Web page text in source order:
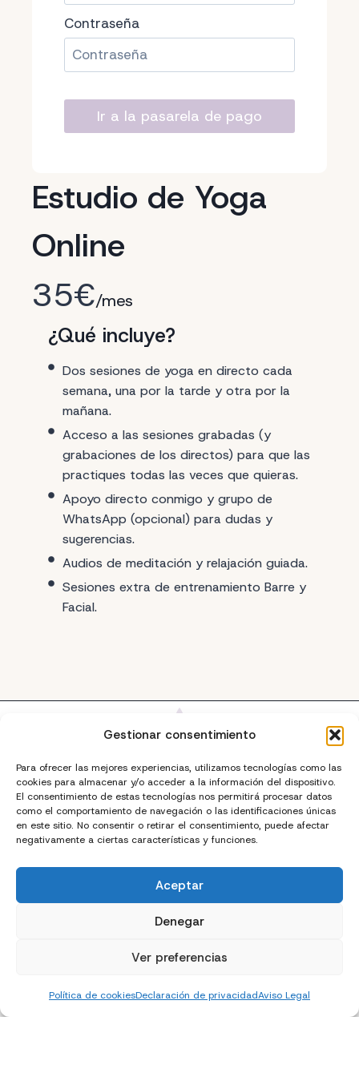
Gestionar consentimiento
Para ofrecer las mejores experiencias, utilizamos tecnologías como las
cookies para almacenar y/o acceder a la información del dispositivo.
El consentimiento de estas tecnologías nos permitirá procesar datos
como el comportamiento de navegación o las identificaciones únicas
en este sitio. No consentir o retirar el consentimiento, puede afectar
negativamente a ciertas características y funciones.
Aceptar
Denegar
Ver preferencias
Política de cookiesDeclaración de privacidadAviso Legal
Estudio de Yoga
Online
35€/mes
¿Qué incluye?
Dos sesiones de yoga en directo cada
semana, una por la tarde y otra por la
mañana.
Acceso a las sesiones grabadas (y
grabaciones de los directos) para que las
practiques todas las veces que quieras.
Apoyo directo conmigo y grupo de
WhatsApp (opcional) para dudas y
sugerencias.
Audios de meditación y relajación guiada.
Sesiones extra de entrenamiento Barre y
Facial.
Contraseña
Inicio Laia Nutrición Cocina Recetas
Yoga Contacto